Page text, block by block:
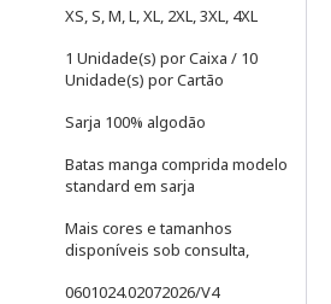
XS, S, M, L, XL, 2XL, 3XL, 4XL
1 Unidade(s) por Caixa / 10
Unidade(s) por Cartão
Sarja 100% algodão
Batas manga comprida modelo
standard em sarja
Mais cores e tamanhos
disponíveis sob consulta,
0601024.02072026/V4